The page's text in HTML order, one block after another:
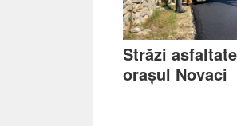
Străzi
orașul Novaci